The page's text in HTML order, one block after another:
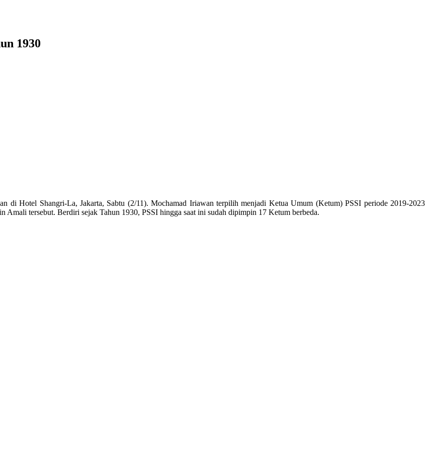
1930
di Hotel Shangri-La, Jakarta, Sabtu (2/11). Mochamad Iriawan terpilih menjadi Ketua Umum (Ketum) PSSI periode 2019-2023
tersebut. Berdiri sejak Tahun 1930, PSSI hingga saat ini sudah dipimpin 17 Ketum berbeda.